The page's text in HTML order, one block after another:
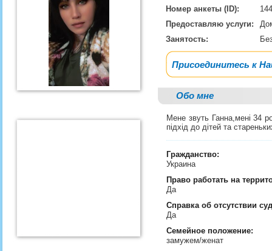
Номер анкеты (ID):
Предоставляю услуги:
Занятость:
Присоединитесь к
Обо мне
Мене звуть Ганна,мені 34
підхід до дітей та
Гражданство:
Украина
Право работать на
Да
Справка об отсутствии
Да
Семейное положение:
замужем/женат